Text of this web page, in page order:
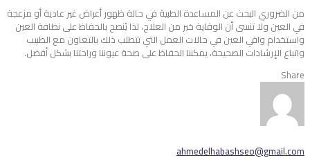
من الضروري البحث عن المساعدة الطبية في حالة ظهور أعراض غير عادية أو مزعجة
في العين ولا تنسى أن الوقاية خير من العلاج، لذا يُنصح بالحفاظ على نظافة العين
واستخدام واقي العين في حالات العمل التي تتطلب ذلك بالتعاون مع الطبيب
واتباع الإرشادات الصحيحة، يمكننا الحفاظ على صحة عيوننا وراحتنا بشكل أفضل.
Share
ahmedelhabashseo@gmail.com